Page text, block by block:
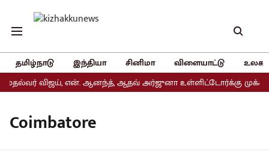
தமிழ்நாடு இந்தியா சினிமா விளையாட்டு
விஜய், என். ஆனந்த், ஆதவ் அர்ஜுனா உள்ளிட்டோர்க்கு முக்கிய
Coimbatore